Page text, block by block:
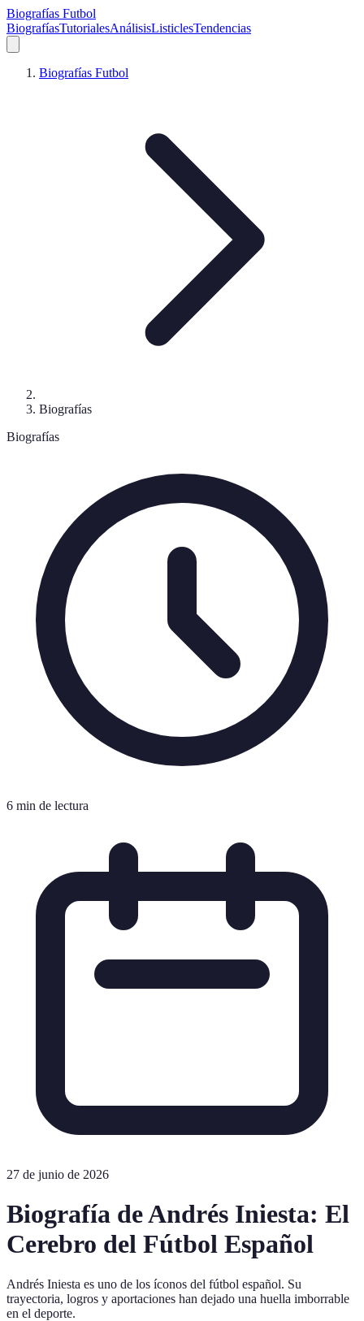
Biografías Futbol
BiografíasTutorialesAnálisisListiclesTendencias
Biografías Futbol
Biografías
Biografías
6 min de lectura
27 de junio de 2026
Biografía de Andrés Iniesta: El
Cerebro del Fútbol Español
Andrés Iniesta es uno de los íconos del fútbol español. Su
trayectoria, logros y aportaciones han dejado una huella imborrable
en el deporte.